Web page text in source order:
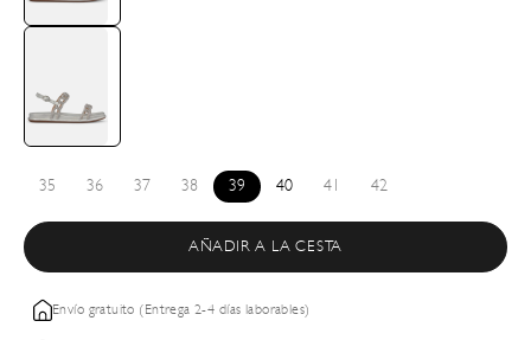
35 36 37 38 39 40 41 42
AÑADIR A LA CESTA
Envío gratuito (Entrega 2-4 días laborables)